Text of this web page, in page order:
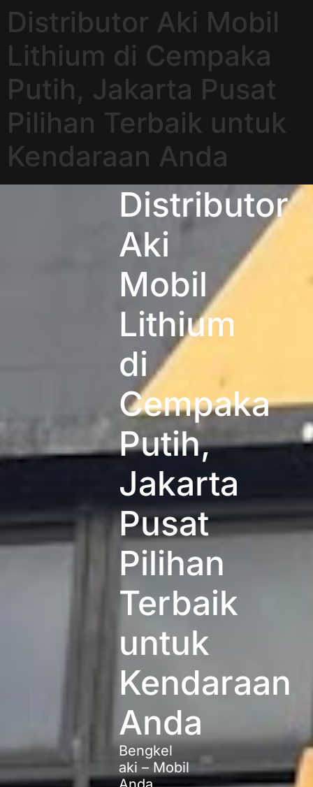
Distributor Aki Mobil
Lithium di Cempaka
Putih, Jakarta Pusat
Pilihan Terbaik untuk
Kendaraan Anda
Distributor
Aki
Mobil
Lithium
di
Cempaka
Putih,
Jakarta
Pusat
Pilihan
Terbaik
untuk
Kendaraan
Anda
Bengkel
aki – Mobil